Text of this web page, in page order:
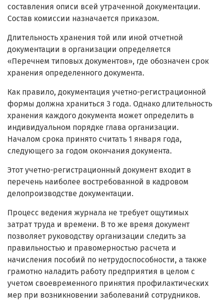
составления описи всей утраченной документации.
Состав комиссии назначается приказом.
Длительность хранения той или иной отчетной
документации в организации определяется
«Перечнем типовых документов», где обозначен срок
хранения определенного документа.
Как правило, документация учетно-регистрационной
формы должна храниться 3 года. Однако длительность
хранения каждого документа может определить в
индивидуальном порядке глава организации.
Началом срока принято считать 1 января года,
следующего за годом окончания документа.
Этот учетно-регистрационный документ входит в
перечень наиболее востребованной в кадровом
делопроизводстве документации.
Процесс ведения журнала не требует ощутимых
затрат труда и времени. В то же время документ
позволяет руководству организации следить за
правильностью и правомерностью расчета и
начисления пособий по нетрудоспособности, а также
грамотно наладить работу предприятия в целом с
учетом своевременного принятия профилактических
мер при возникновении заболеваний сотрудников.